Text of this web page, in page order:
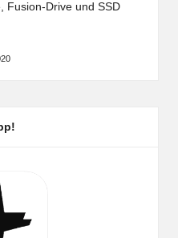
Fusion-Drive und SSD